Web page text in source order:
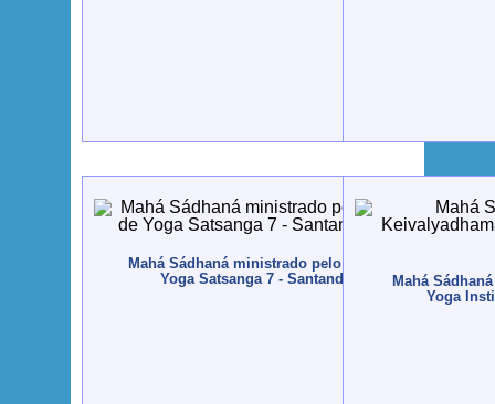
Mahá Sádhaná ministrado pelo Guru Jí durante a
Yoga Satsanga 7 - Santander, España - 2012,
Mahá
Yoga